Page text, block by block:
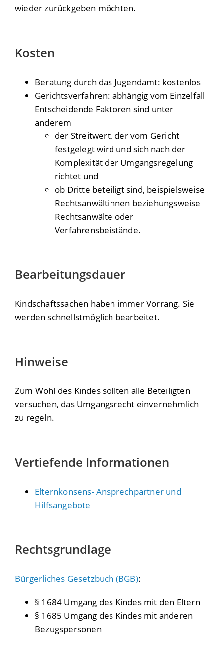
wieder zurückgeben möchten.
Kosten
Beratung durch das Jugendamt: kostenlos
Gerichtsverfahren: abhängig vom Einzelfall
Entscheidende Faktoren sind unter
anderem
der Streitwert, der vom Gericht
festgelegt wird und sich nach der
Komplexität der Umgangsregelung
richtet und
ob Dritte beteiligt sind, beispielsweise
Rechtsanwältinnen beziehungsweise
Rechtsanwälte oder
Verfahrensbeistände.
Bearbeitungsdauer
Kindschaftssachen haben immer Vorrang. Sie
werden schnellstmöglich bearbeitet.
Hinweise
Zum Wohl des Kindes sollten alle Beteiligten
versuchen, das Umgangsrecht einvernehmlich
zu regeln.
Vertiefende Informationen
Elternkonsens- Ansprechpartner und
Hilfsangebote
Rechtsgrundlage
Bürgerliches Gesetzbuch (BGB):
§ 1684 Umgang des Kindes mit den Eltern
§ 1685 Umgang des Kindes mit anderen
Bezugspersonen